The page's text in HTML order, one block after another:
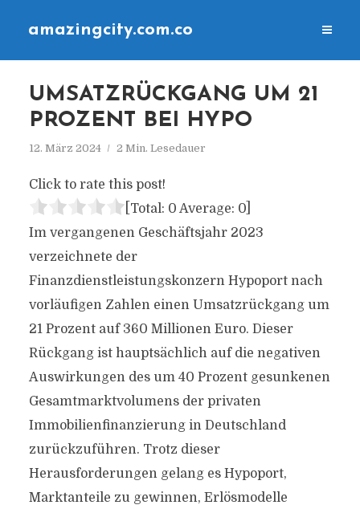
amazingcity.com.co
UMSATZRÜCKGANG UM 21
PROZENT BEI HYPO
12. März 2024 2 Min. Lesedauer
Click to rate this post!
[Total: 0 Average: 0]
Im vergangenen Geschäftsjahr 2023
verzeichnete der
Finanzdienstleistungskonzern Hypoport nach
vorläufigen Zahlen einen Umsatzrückgang um
21 Prozent auf 360 Millionen Euro. Dieser
Rückgang ist hauptsächlich auf die negativen
Auswirkungen des um 40 Prozent gesunkenen
Gesamtmarktvolumens der privaten
Immobilienfinanzierung in Deutschland
zurückzuführen. Trotz dieser
Herausforderungen gelang es Hypoport,
Marktanteile zu gewinnen, Erlösmodelle